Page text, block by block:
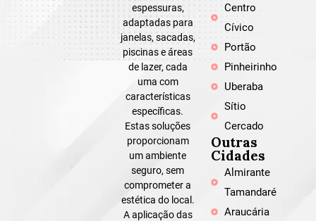
espessuras,
adaptadas para
janelas, sacadas,
piscinas e áreas
de lazer, cada
uma com
características
específicas.
Estas soluções
proporcionam
um ambiente
seguro, sem
comprometer a
estética do local.
A aplicação das
Centro
Cívico
Portão
Pinheirinho
Uberaba
Sítio
Cercado
Outras
Cidades
Almirante
Tamandaré
Araucária